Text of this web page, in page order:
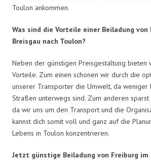
Toulon ankommen.
Was sind die Vorteile einer Beiladung von
Breisgau nach Toulon?
Neben der günstigen Preisgestaltung bieten
Vorteile. Zum einen schonen wir durch die
unserer Transporter die Umwelt, da weniger
Straßen unterwegs sind. Zum anderen
da wir uns um den Transport und die
kannst dich somit voll und ganz auf die
Lebens in Toulon konzentrieren.
Jetzt günstige Beiladung von Freiburg im